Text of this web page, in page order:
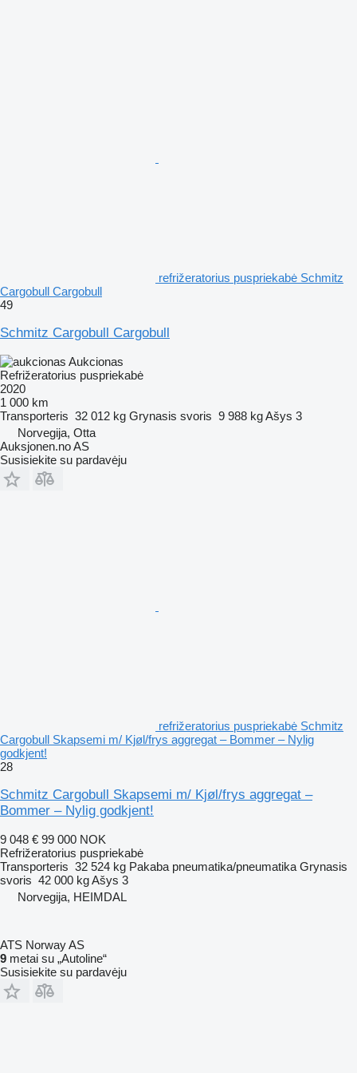
refrižeratorius puspriekabė Schmitz
Cargobull Cargobull
49
Schmitz Cargobull Cargobull
Aukcionas
Refrižeratorius puspriekabė
2020
1 000 km
Transporteris 32 012 kg Grynasis svoris 9 988 kgAšys 3
Norvegija, Otta
Auksjonen.no AS
Susisiekite su pardavėju
refrižeratorius puspriekabė Schmitz
Cargobull Skapsemi m/ Kjøl/frys aggregat – Bommer – Nylig
godkjent!
28
Schmitz Cargobull Skapsemi m/ Kjøl/frys aggregat –
Bommer – Nylig godkjent!
9 048 € 99 000 NOK
Refrižeratorius puspriekabė
Transporteris 32 524 kg Pakaba pneumatika/pneumatika Grynasis
svoris 42 000 kgAšys 3
Norvegija, HEIMDAL
ATS Norway AS
9 metai su „Autoline“
Susisiekite su pardavėju